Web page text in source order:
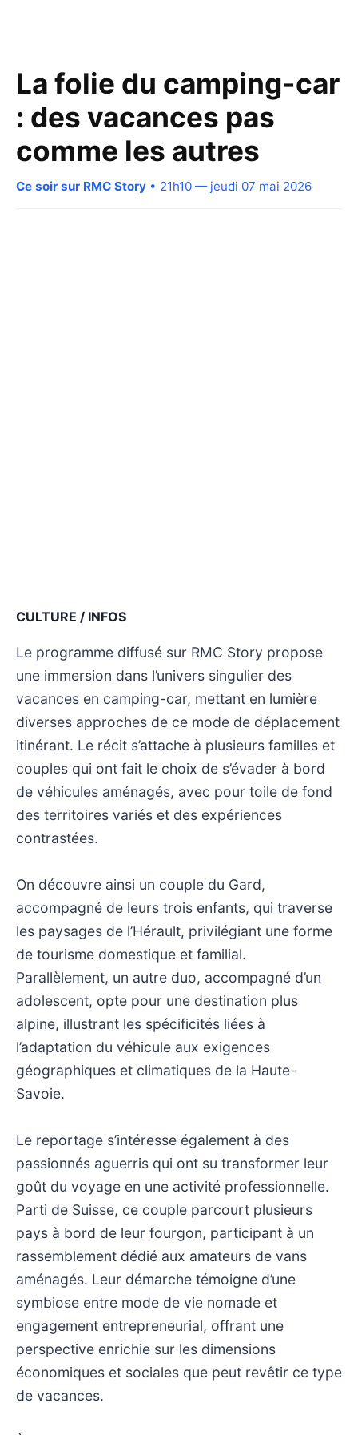
La folie du camping-car
: des vacances pas
comme les autres
Ce soir sur RMC Story • 21h10 — jeudi 07 mai 2026
CULTURE / INFOS
Le programme diffusé sur RMC Story propose
une immersion dans l’univers singulier des
vacances en camping-car, mettant en lumière
diverses approches de ce mode de déplacement
itinérant. Le récit s’attache à plusieurs familles et
couples qui ont fait le choix de s’évader à bord
de véhicules aménagés, avec pour toile de fond
des territoires variés et des expériences
contrastées.
On découvre ainsi un couple du Gard,
accompagné de leurs trois enfants, qui traverse
les paysages de l’Hérault, privilégiant une forme
de tourisme domestique et familial.
Parallèlement, un autre duo, accompagné d’un
adolescent, opte pour une destination plus
alpine, illustrant les spécificités liées à
l’adaptation du véhicule aux exigences
géographiques et climatiques de la Haute-
Savoie.
Le reportage s’intéresse également à des
passionnés aguerris qui ont su transformer leur
goût du voyage en une activité professionnelle.
Parti de Suisse, ce couple parcourt plusieurs
pays à bord de leur fourgon, participant à un
rassemblement dédié aux amateurs de vans
aménagés. Leur démarche témoigne d’une
symbiose entre mode de vie nomade et
engagement entrepreneurial, offrant une
perspective enrichie sur les dimensions
économiques et sociales que peut revêtir ce type
de vacances.